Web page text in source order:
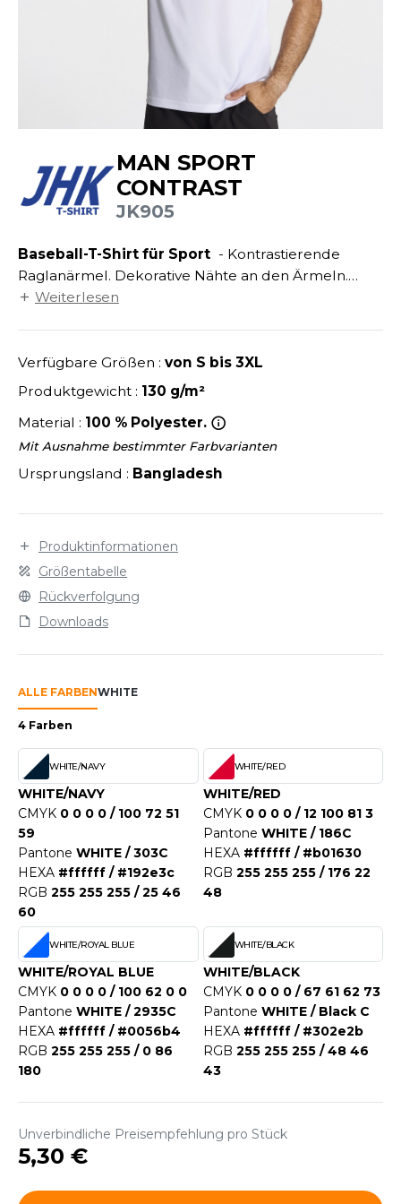
MEDIZIN/BEAUTY
BLUSEN
PRODUKTE
LABEL / TEAR AWAY
HIVIZ
UND JACKEN
SI ON L'APPELAIT FRANCIS
BY PROMODORO
HALES
ROW
OF THE LOOM
OF THE LOOM VINTAGE
- BLANKS
COOL
HOODS
T'S
VERANTWORTLICH
NACHHALTIGE ARTIKEL
KUNDENKONTO ERÖFFNEN
MAN SPORT
CONTRAST
JK905
Baseball-T-Shirt für Sport
Raglanärmel. Dekorative Nähte an den Ärmeln.
Piqué.
Weiterlesen
Verfügbare Größen : von S bis 3XL
Produktgewicht : 130 g/m²
Material : 100 % Polyester.
Mit Ausnahme bestimmter Farbvarianten
Ursprungsland : Bangladesh
Produktinformationen
Größentabelle
Rückverfolgung
Downloads
ALLE FARBENWHITE
4 Farben
WHITE/NAVY
WHITE/NAVY
CMYK 0 0 0 0 / 100 72 51
59
Pantone WHITE / 303C
HEXA #ffffff / #192e3c
RGB 255 255 255 / 25 46
60
WHITE/RED
WHITE/RED
CMYK 0 0 0 0 / 12 100 81 3
Pantone WHITE / 186C
HEXA #ffffff / #b01630
RGB 255 255 255 / 176 22
48
WHITE/ROYAL BLUE
WHITE/ROYAL BLUE
CMYK 0 0 0 0 / 100 62 0 0
Pantone WHITE / 2935C
HEXA #ffffff / #0056b4
RGB 255 255 255 / 0 86
180
WHITE/BLACK
WHITE/BLACK
CMYK 0 0 0 0 / 67 61 62 73
Pantone WHITE / Black C
HEXA #ffffff / #302e2b
RGB 255 255 255 / 48 46
43
Unverbindliche Preisempfehlung pro Stück
5,30 €